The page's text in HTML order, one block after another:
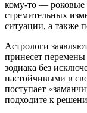
кому-то — роковые
стремительных
ситуации, а также
Астрологи
принесет
зодиака без
настойчивыми в
поступает
подходите к